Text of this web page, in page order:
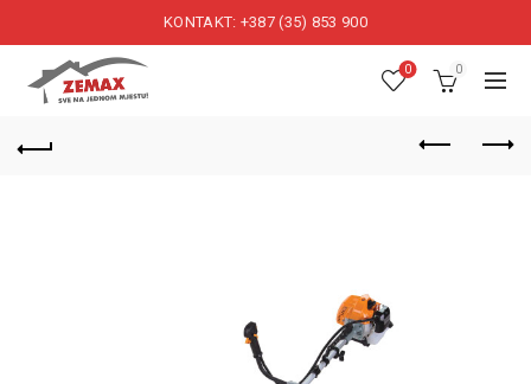
KONTAKT: +387 (35) 853 900
0 0